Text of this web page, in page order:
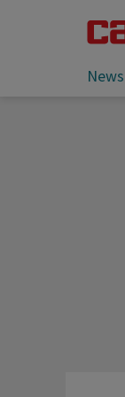
News
Sie